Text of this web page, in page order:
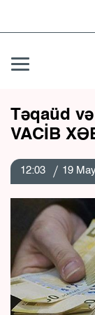
Təqaüd və
VACİB
12:03 19